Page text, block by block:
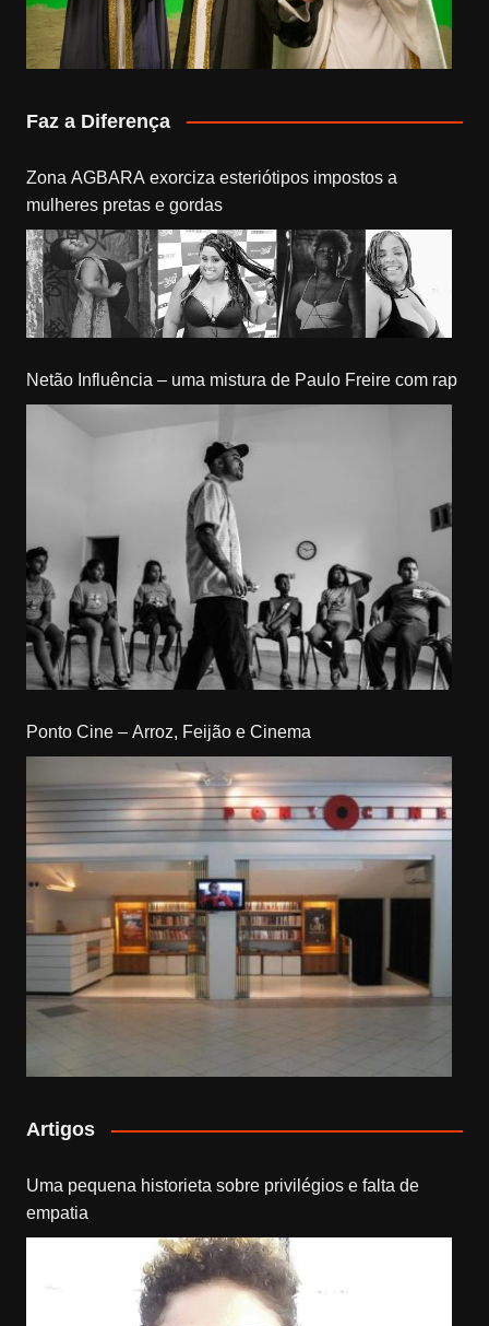
Faz a Diferença
Zona AGBARA exorciza esteriótipos impostos a
mulheres pretas e gordas
Netão Influência – uma mistura de Paulo Freire com rap
Ponto Cine – Arroz, Feijão e Cinema
Artigos
Uma pequena historieta sobre privilégios e falta de
empatia